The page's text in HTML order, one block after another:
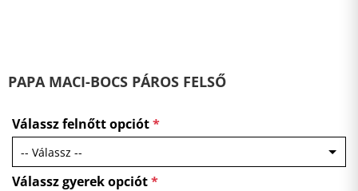
PAPA MACI-BOCS PÁROS FELSŐ
Válassz felnőtt opciót*
Válassz gyerek opciót*